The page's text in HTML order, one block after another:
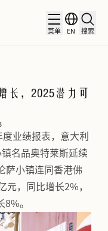
菜单 EN 搜索
长，2025潜力可
业绩报表，意大利
名品奥特莱斯延续
萨小镇连同香港佛
元，同比增长2%，
。